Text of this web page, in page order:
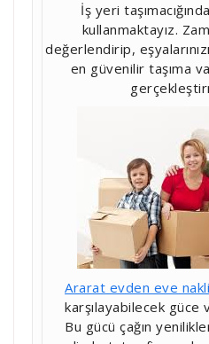
İş yeri
kullanmaktayız.
değerlendirip,
en güvenilir taşıma
Ararat evden eve
karşılayabilecek
Bu gücü çağın